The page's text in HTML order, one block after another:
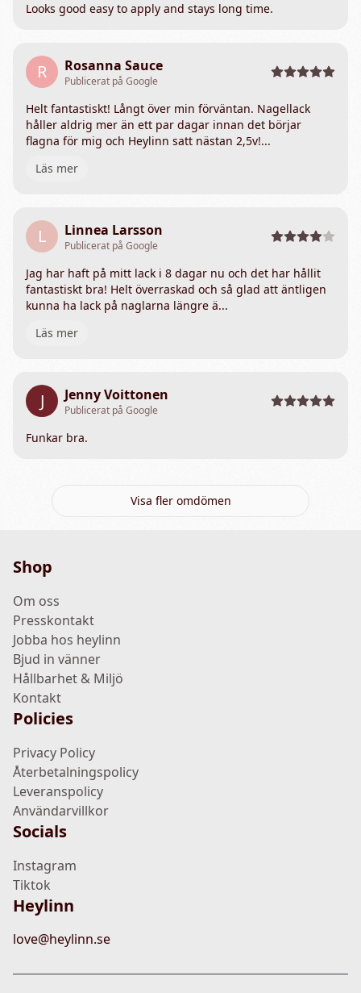
Looks good easy to apply and stays long time.
R Rosanna Sauce
Publicerat på Google
Helt fantastiskt! Långt över min förväntan. Nagellack
håller aldrig mer än ett par dagar innan det börjar
flagna för mig och Heylinn satt nästan 2,5v!...
Läs mer
L Linnea Larsson
Publicerat på Google
Jag har haft på mitt lack i 8 dagar nu och det har hållit
fantastiskt bra! Helt överraskad och så glad att äntligen
kunna ha lack på naglarna längre ä...
Läs mer
J Jenny Voittonen
Publicerat på Google
Funkar bra.
Visa fler omdömen
Shop
Om oss
Presskontakt
Jobba hos heylinn
Bjud in vänner
Hållbarhet & Miljö
Kontakt
Policies
Privacy Policy
Återbetalningspolicy
Leveranspolicy
Användarvillkor
Socials
Instagram
Tiktok
Heylinn
love@heylinn.se